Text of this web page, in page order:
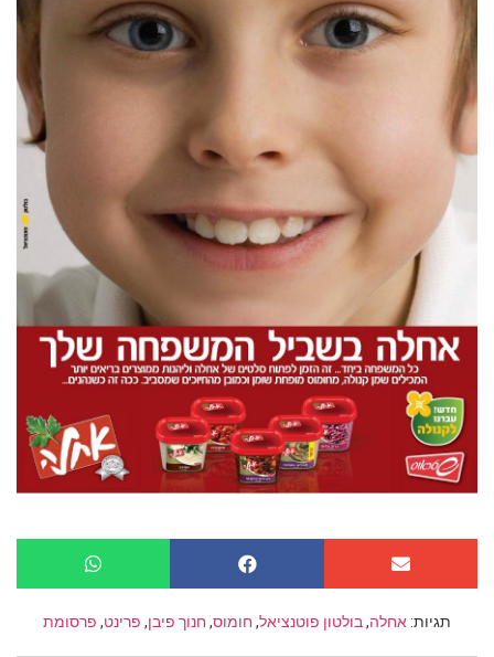
תגיות: אחלה,בולטון פוטנציאל, חומוס, חנוך פיבן, פרינט, פרסומת